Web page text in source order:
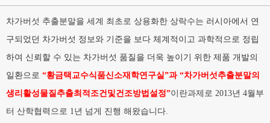
차가버섯 추출분말을 세계 최초로 상용화한 상락수는 러시아에서 연
구되었던 차가버섯 정보와 기준을 보다 체계적이고 과학적으로 정립
하여 신뢰할 수 있는 차가버섯 품질을 더욱 높이기 위한 제품 개발의
일환으로 “황금택교수식품신소재학연구실”과 “차가버섯추출분말의
생리활성물질추출최적조건및건조방법설정”이란과제로 2013년 4월부
터 산학협력으로 1년 넘게 진행 해왔습니다.